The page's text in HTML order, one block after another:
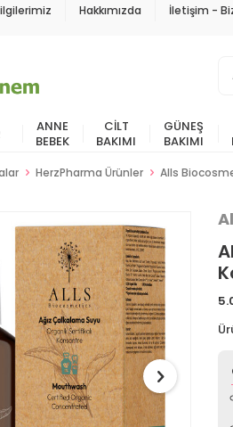
Hakkımızda İletişim -
ANNE
BEBEK
CILT
BAKIMI
GÜNEŞ
BAKIMI
HerzPharma Ürünler Alls